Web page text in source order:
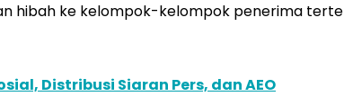
hibah ke kelompok-kelompok penerima
Distribusi Siaran Pers, dan AEO